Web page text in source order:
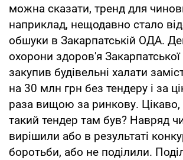
можна сказати, тренд для
наприклад, нещодавно стало
обшуки в Закарпатській ОДА.
охорони здоров'я Закарпатської
закупив будівельні халати
на 30 млн грн без тендеру і за
раза вищою за ринкову.
такий тендер там був? Навряд
вирішили або в результаті
боротьби, або не поділили.